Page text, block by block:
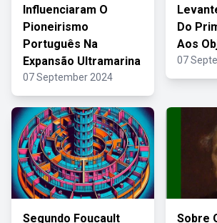
Influenciaram O
Pioneirismo
Português Na
Expansão Ultramarina
07 September 2024
Do
Aos
07
Segundo Foucault Sobre